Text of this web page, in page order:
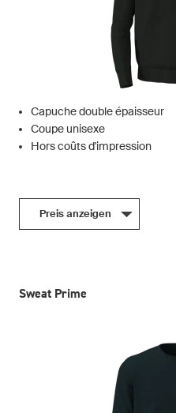
Capuche double épaisseur
Coupe unisexe
Hors coûts d'impression
Preis anzeigen
Sweat Prime